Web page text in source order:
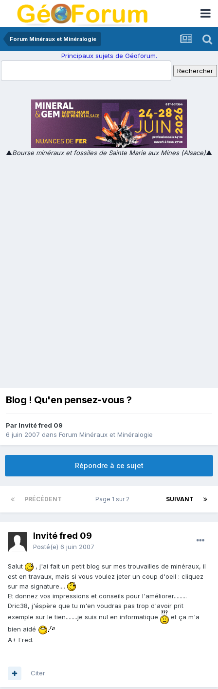
Forum Minéraux et Minéralogie
Principaux sujets de Géoforum.
▲Bourse minéraux et fossiles de Sainte Marie aux Mines (Alsace)▲
Blog ! Qu'en pensez-vous ?
Par Invité fred 09
6 juin 2007 dans Forum Minéraux et Minéralogie
Répondre à ce sujet
PRÉCÉDENT SUIVANT
Page 1 sur 2
Invité fred 09
Posté(e) 6 juin 2007
Salut
, j'ai fait un petit blog sur mes trouvailles de minéraux, il
est en travaux, mais si vous voulez jeter un coup d'oeil : cliquez
sur ma signature....
Et donnez vos impressions et conseils pour l'améliorer.........
Dric38, j'éspère que tu m'en voudras pas trop d'avoir prit
exemple sur le tien........je suis nul en informatique
et ça m'a
bien aidé
A+ Fred.
Citer